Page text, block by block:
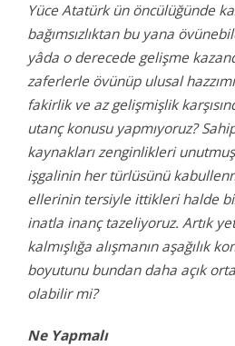
Yüce Atatürk ün öncülüğünde
bağımsızlıktan bu yana
yâda o derecede gelişme
zaferlerle övünüp ulusal
fakirlik ve az gelişmişlik
utanç konusu yapmıyoruz?
kaynakları zenginlikleri
işgalinin her türlüsünü
ellerinin tersiyle ittikleri halde
inatla inanç tazeliyoruz. Artık
kalmışlığa alışmanın aşağılık
boyutunu bundan daha açık
olabilir mi?
Ne Yapmalı